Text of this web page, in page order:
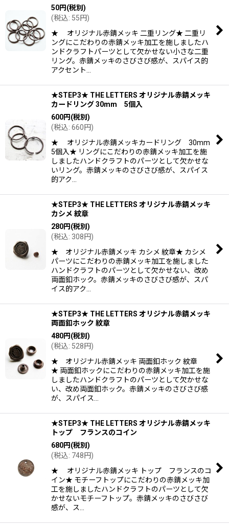
50円(税別)
(税込: 55円)
★ オリジナル赤錆メッキ 二重リング★ 二重リ
ングにこだわりの赤錆メッキ加工を施しましたハ
ンドクラフトパーツとして欠かせない小さな二重
リング。赤錆メッキのさびさび感が、スパイス的
アクセント…
★STEP3★ THE LETTERS オリジナル赤錆メッキ
カードリング 30mm 5個入
600円(税別)
(税込: 660円)
★ オリジナル赤錆メッキカードリング 30mm
5個入★ リングにこだわりの赤錆メッキ加工を施
しましたハンドクラフトのパーツとして欠かせな
いリング。赤錆メッキのさびさび感が、スパイス
的アク…
★STEP3★ THE LETTERS オリジナル赤錆メッキ
カシメ 紋章
280円(税別)
(税込: 308円)
★ オリジナル赤錆メッキ カシメ 紋章★ カシメ
パーツにこだわりの赤錆メッキ加工を施しました
ハンドクラフトのパーツとして欠かせない、改め
両面釦ホック。赤錆メッキのさびさび感が、スパ
イス的アク…
★STEP3★ THE LETTERS オリジナル赤錆メッキ
両面釦ホック 紋章
480円(税別)
(税込: 528円)
★ オリジナル赤錆メッキ 両面釦ホック 紋章
★ 両面釦ホックにこだわりの赤錆メッキ加工を施
しましたハンドクラフトのパーツとして欠かせな
い、改め両面釦ホック。赤錆メッキのさびさび感
が、スパイス…
★STEP3★ THE LETTERS オリジナル赤錆メッキ
トップ フランスのコイン
680円(税別)
(税込: 748円)
★ オリジナル赤錆メッキ トップ フランスのコ
イン★ モチーフトップにこだわりの赤錆メッキ加
工を施しましたハンドクラフトのパーツとして欠
かせないモチーフトップ。赤錆メッキのさびさび
感が、ス…